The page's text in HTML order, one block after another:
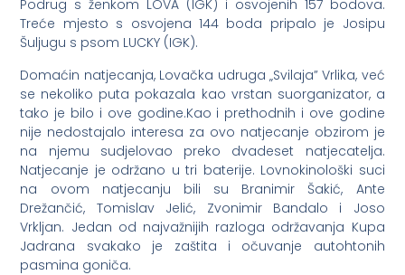
Podrug s ženkom LOVA (IGK) i osvojenih 157 bodova.
Treće mjesto s osvojena 144 boda pripalo je Josipu
Šuljugu s psom LUCKY (IGK).
Domaćin natjecanja, Lovačka udruga „Svilaja” Vrlika, već
se nekoliko puta pokazala kao vrstan suorganizator, a
tako je bilo i ove godine.Kao i prethodnih i ove godine
nije nedostajalo interesa za ovo natjecanje obzirom je
na njemu sudjelovao preko dvadeset natjecatelja.
Natjecanje je održano u tri baterije. Lovnokinološki suci
na ovom natjecanju bili su Branimir Šakić, Ante
Drežančić, Tomislav Jelić, Zvonimir Bandalo i Joso
Vrkljan. Jedan od najvažnijih razloga održavanja Kupa
Jadrana svakako je zaštita i očuvanje autohtonih
pasmina goniča.